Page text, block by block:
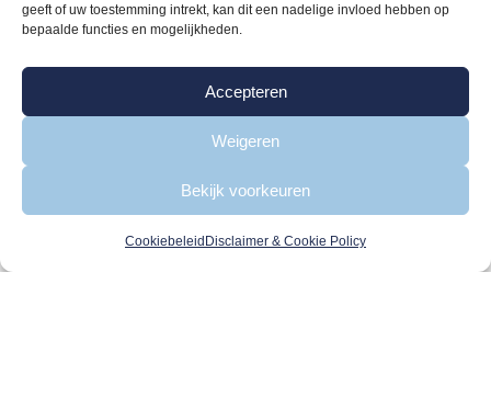
geeft of uw toestemming intrekt, kan dit een nadelige invloed hebben op
bepaalde functies en mogelijkheden.
Accepteren
Weigeren
Bekijk voorkeuren
Cookiebeleid Disclaimer & Cookie Policy
Research Grant
Disclaimer & Cookie Policy
Cookiebeleid